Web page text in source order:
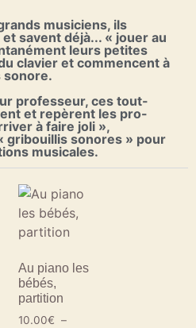
musiciens, ils
savent déjà... « jouer au
leurs petites
clavier et commencent à
professeur, ces tout-
et repèrent les pro-
à faire joli »,
gribouillis sonores » pour
musicales.
Au piano les
bébés,
partition
10.00€ –